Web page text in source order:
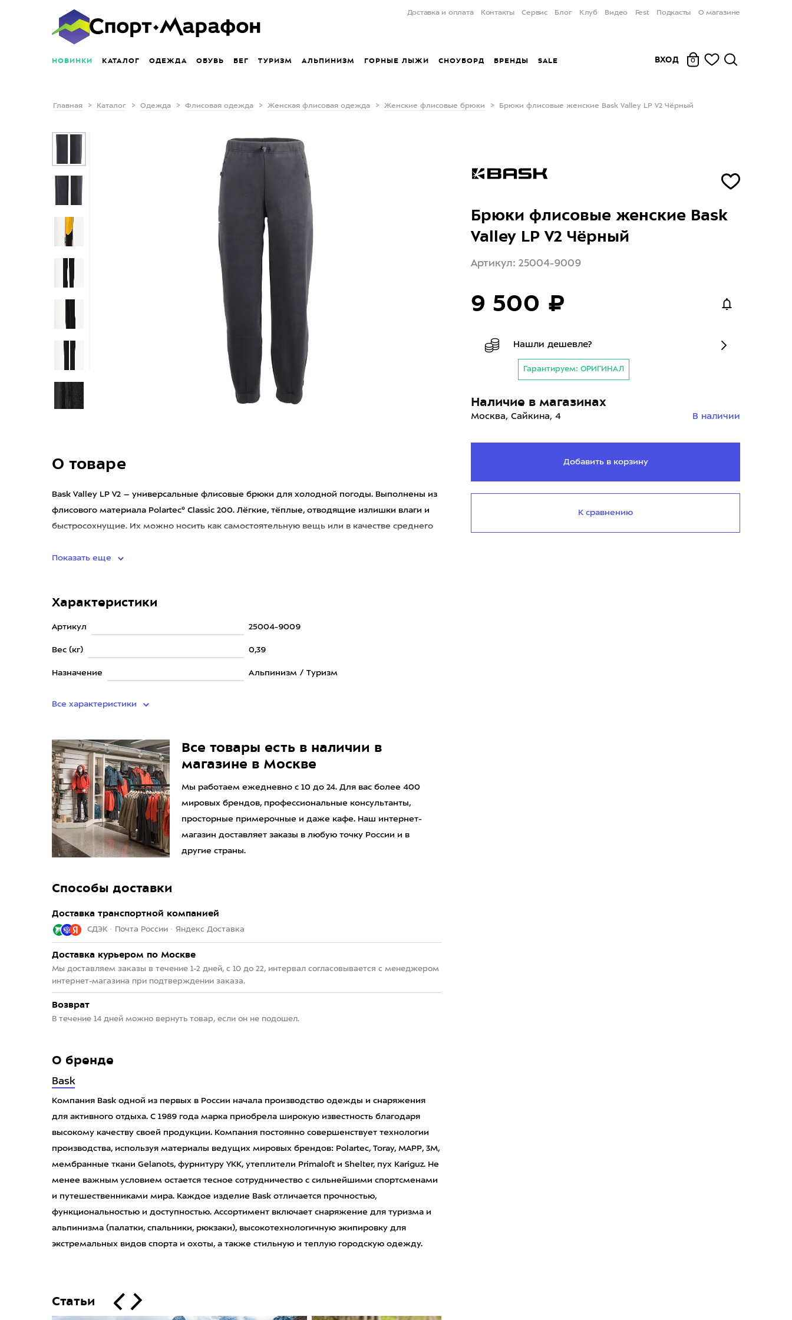
Доставка и оплата Контакты Сервис Блог Клуб Видео Fest Подкасты О магазине
НОВИНКИ КАТАЛОГ ОДЕЖДА ОБУВЬ БЕГ ТУРИЗМ АЛЬПИНИЗМ ГОРНЫЕ ЛЫЖИ СНОУБОРД БРЕНДЫ SALE ВХОД 0
Главная Каталог Одежда Флисовая одежда Женская флисовая одежда Женские флисовые брюки Брюки флисовые женские Bask Valley LP V2 Чёрный
О товаре
Bask Valley LP V2 – универсальные флисовые брюки для холодной погоды. Выполнены из
флисового материала Polartec® Classic 200. Лёгкие, тёплые, отводящие излишки влаги и
быстросохнущие. Их можно носить как самостоятельную вещь или в качестве среднего
Показать еще
Характеристики
Артикул 25004-9009
Вес (кг) 0,39
Назначение Альпинизм / Туризм
Все характеристики
Все товары есть в наличии в
магазине в Москве
Мы работаем ежедневно с 10 до 24. Для вас более 400
мировых брендов, профессиональные консультанты,
просторные примерочные и даже кафе. Наш интернет-
магазин доставляет заказы в любую точку России и в
другие страны.
Способы доставки
Доставка транспортной компанией
СДЭК · Почта России · Яндекс Доставка
Доставка курьером по Москве
Мы доставляем заказы в течение 1-2 дней, с 10 до 22, интервал согласовывается с менеджером
интернет-магазина при подтверждении заказа.
Возврат
В течение 14 дней можно вернуть товар, если он не подошел.
О бренде
Bask
Компания Bask одной из первых в России начала производство одежды и снаряжения
для активного отдыха. С 1989 года марка приобрела широкую известность благодаря
высокому качеству своей продукции. Компания постоянно совершенствует технологии
производства, используя материалы ведущих мировых брендов: Polartec, Toray, MAPP, 3M,
мембранные ткани Gelanots, фурнитуру YKK, утеплители Primaloft и Shelter, пух Kariguz. Не
менее важным условием остается тесное сотрудничество с сильнейшими спортсменами
и путешественниками мира. Каждое изделие Bask отличается прочностью,
функциональностью и доступностью. Ассортимент включает снаряжение для туризма и
альпинизма (палатки, спальники, рюкзаки), высокотехнологичную экипировку для
экстремальных видов спорта и охоты, а также стильную и теплую городскую одежду.
Статьи
Брюки флисовые женские Bask
Valley LP V2 Чёрный
Артикул: 25004-9009
9 500 ₽
Нашли дешевле?
Гарантируем: ОРИГИНАЛ
Наличие в магазинах
Москва, Сайкина, 4 В наличии
Добавить в корзину
К сравнению